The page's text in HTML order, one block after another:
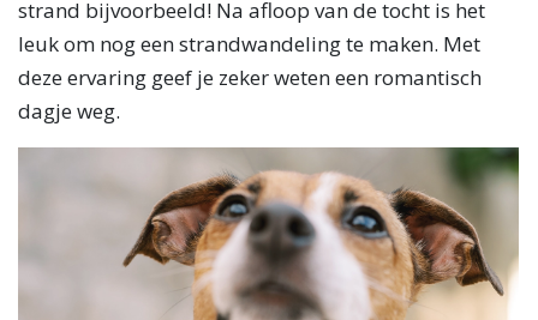
strand bijvoorbeeld! Na afloop van de tocht is het
leuk om nog een strandwandeling te maken. Met
deze ervaring geef je zeker weten een romantisch
dagje weg.